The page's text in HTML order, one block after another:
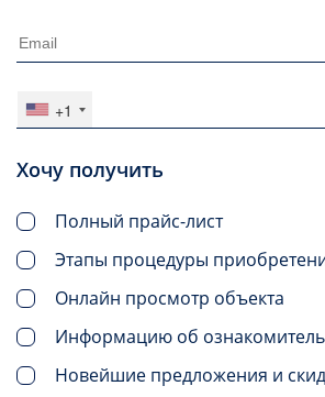
+1
Хочу получить
Полный прайс-лист
Этапы процедуры
Онлайн просмотр объекта
Информацию об
Новейшие предложения и